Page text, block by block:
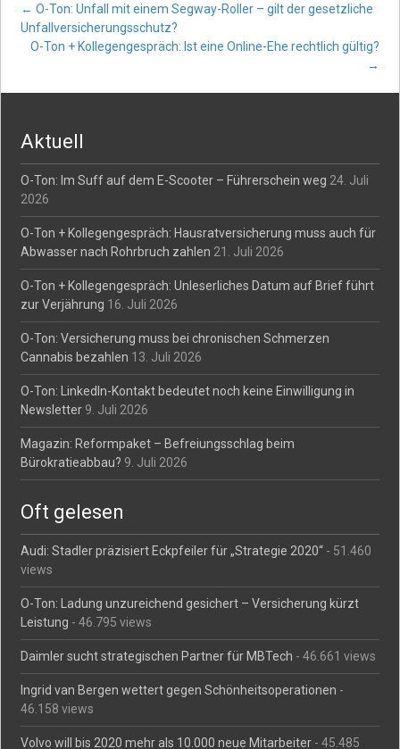
Post
navigation
← O-Ton: Unfall mit einem Segway-Roller – gilt der gesetzliche
Unfallversicherungsschutz?
O-Ton + Kollegengespräch: Ist eine Online-Ehe rechtlich gültig?
→
Aktuell
O-Ton: Im Suff auf dem E-Scooter – Führerschein weg 24. Juli
2026
O-Ton + Kollegengespräch: Hausratversicherung muss auch für
Abwasser nach Rohrbruch zahlen 21. Juli 2026
O-Ton + Kollegengespräch: Unleserliches Datum auf Brief führt
zur Verjährung 16. Juli 2026
O-Ton: Versicherung muss bei chronischen Schmerzen
Cannabis bezahlen 13. Juli 2026
O-Ton: LinkedIn-Kontakt bedeutet noch keine Einwilligung in
Newsletter 9. Juli 2026
Magazin: Reformpaket – Befreiungsschlag beim
Bürokratieabbau? 9. Juli 2026
Oft gelesen
Audi: Stadler präzisiert Eckpfeiler für „Strategie 2020“ - 51.460
views
O-Ton: Ladung unzureichend gesichert – Versicherung kürzt
Leistung - 46.795 views
Daimler sucht strategischen Partner für MBTech - 46.661 views
Ingrid van Bergen wettert gegen Schönheitsoperationen -
46.158 views
Volvo will bis 2020 mehr als 10.000 neue Mitarbeiter - 45.485